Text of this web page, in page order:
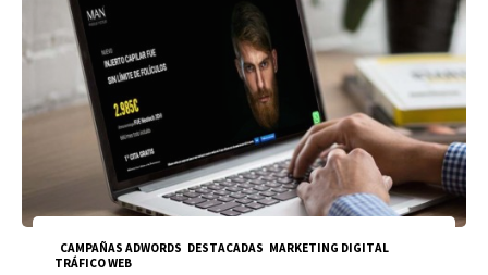
CAMPAÑAS ADWORDS DESTACADAS MARKETING DIGITAL
TRÁFICO WEB